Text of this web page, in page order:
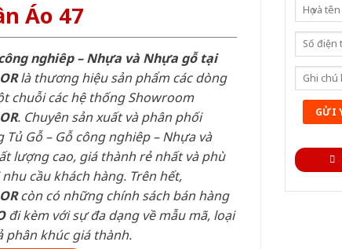
Áo 47
công nghiêp – Nhựa và Nhựa gỗ tại
là thương hiệu sản phẩm các dòng
chuỗi các hệ thống Showroom
. Chuyên sản xuất và phân phối
Gỗ – Gỗ công nghiêp – Nhựa và
lượng cao, giá thành rẻ nhất và phù
cầu khách hàng. Trên hết,
còn có những chính sách bán hàng
đi kèm với sự đa dạng về mẫu mã, loại
phân khúc giá thành.